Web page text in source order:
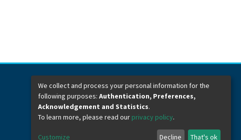
Dirección General de Bibliotecas
Boulevard Valsequillo y Av. de las Torres
Ciudad Universitaria. Col. San Manuel
We collect and process your personal information for the
following purposes: Authentication, Preferences,
Acknowledgement and Statistics.
To learn more, please read our privacy policy.
Customize Decline That's ok